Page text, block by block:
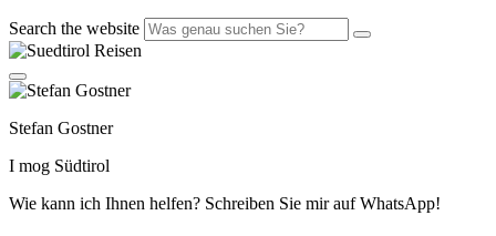
Search the website
Stefan Gostner
I mog Südtirol
Wie kann ich Ihnen helfen? Schreiben Sie mir auf WhatsApp!